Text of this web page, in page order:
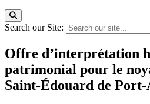
Search our Site:
Offre d’interprétation
patrimonial pour le
Saint-Édouard de